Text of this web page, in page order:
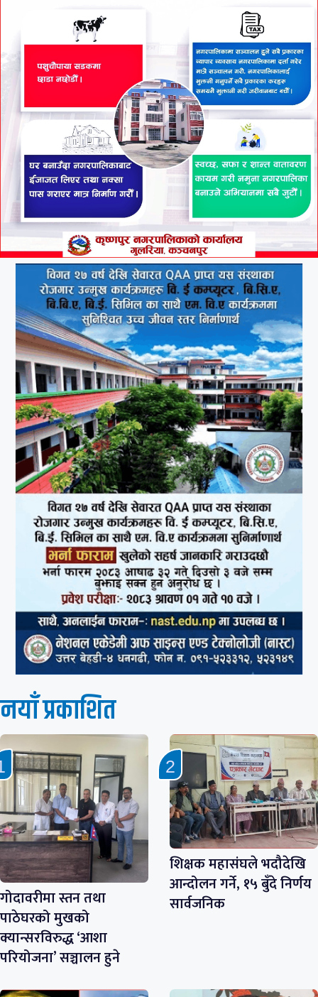
नयाँ प्रकाशित
गोदावरीमा स्तन तथा
पाठेघरको मुखको
क्यान्सरविरुद्ध ‘आशा
परियोजना’ सञ्चालन हुने
शिक्षक महासंघले भदौदेखि
आन्दोलन गर्ने, १५ बुँदे निर्णय
सार्वजनिक